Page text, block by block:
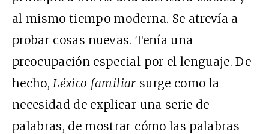
al mismo tiempo moderna. Se atrevía a
probar cosas nuevas. Tenía una
preocupación especial por el lenguaje. De
hecho, Léxico familiar surge como la
necesidad de explicar una serie de
palabras, de mostrar cómo las palabras